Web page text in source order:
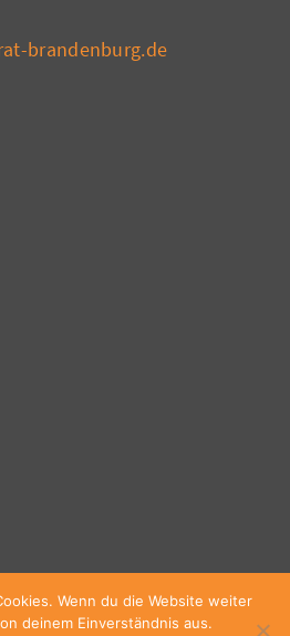
brandenburg.de
Wenn du die Website weiter
deinem Einverständnis aus.